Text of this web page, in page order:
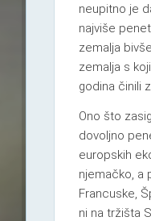
neupitno je
najviše
zemalja
zemalja s
godina činili
Ono što
dovoljno
europskih
njemačko, a
Francuske,
ni na tržišta